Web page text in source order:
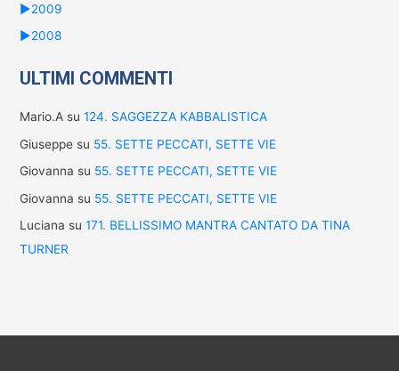
►2009
►2008
ULTIMI COMMENTI
Mario.Asu 124. SAGGEZZA KABBALISTICA
Giuseppesu 55. SETTE PECCATI, SETTE VIE
Giovanna su 55. SETTE PECCATI, SETTE VIE
Giovanna su 55. SETTE PECCATI, SETTE VIE
Luciana su 171. BELLISSIMO MANTRA CANTATO DA TINA
TURNER